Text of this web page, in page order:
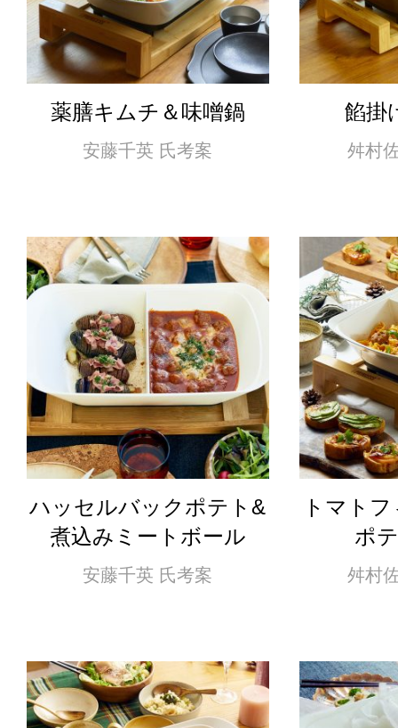
薬膳キムチ＆味噌鍋
安藤千英 氏考案
餡掛
舛村
ハッセルバックポテト&
煮込みミートボール
安藤千英 氏考案
トマト
ポ
舛村